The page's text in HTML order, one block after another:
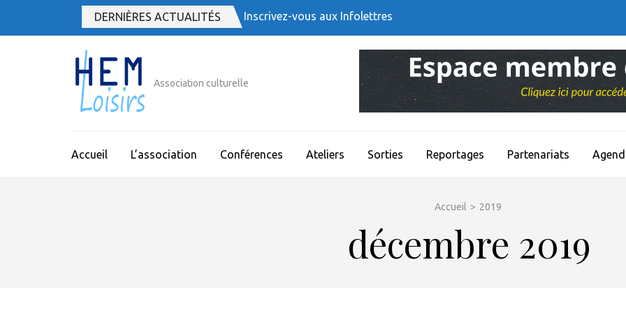
DERNIÈRES ACTUALITÉS Inscrivez-vous aux Infolettres
Association culturelle
Accueil L’association Conférences Ateliers Sorties Reportages Partenariats
Accueil > 2019
décembre 2019